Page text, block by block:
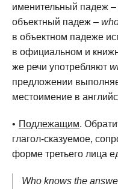
именительный падеж –
объектный падеж –
в объектном падеже
в официальном и
же речи употребляют
предложении
местоимение в
Подлежащим.
глагол-сказуемое,
форме третьего лица
Who knows the